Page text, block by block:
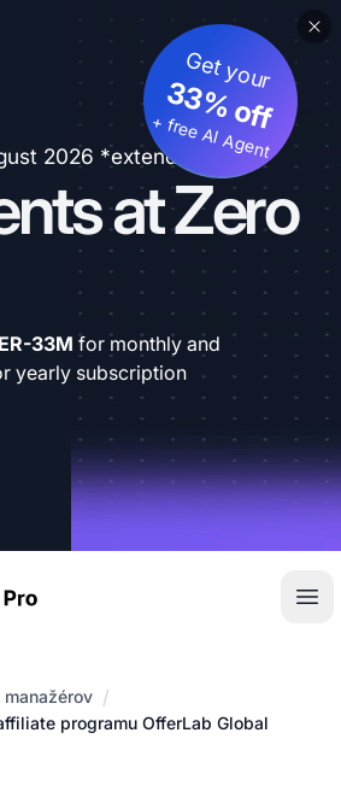
2026 *extended
at Zero
Get your
33% off
+ free AI Agent
33M for monthly and
yearly subscription
/
programu OfferLab Global